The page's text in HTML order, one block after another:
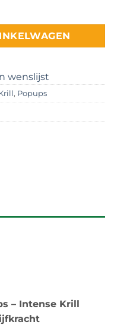
wenslijst
, Popups
– Intense Krill